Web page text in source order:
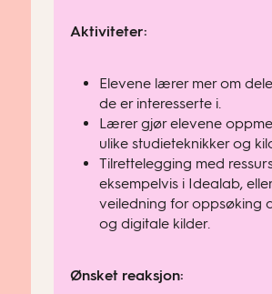
Aktiviteter:
Elevene lærer mer om
de er interesserte i.
Lærer gjør elevene
ulike studieteknikker og
Tilrettelegging med
eksempelvis i Idealab,
veiledning for oppsøking
og digitale kilder.
Ønsket reaksjon: